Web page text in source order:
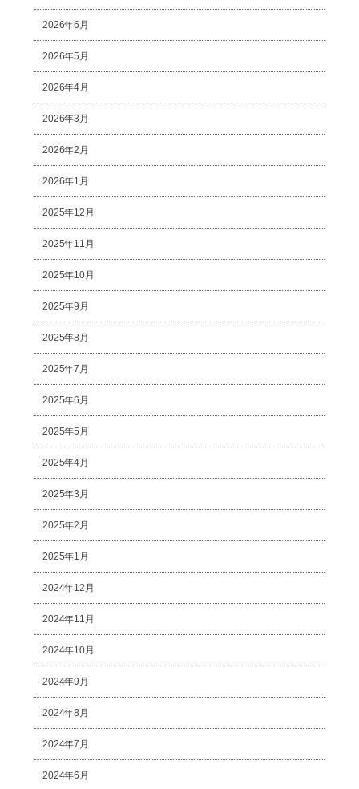
2026年6月
2026年5月
2026年4月
2026年3月
2026年2月
2026年1月
2025年12月
2025年11月
2025年10月
2025年9月
2025年8月
2025年7月
2025年6月
2025年5月
2025年4月
2025年3月
2025年2月
2025年1月
2024年12月
2024年11月
2024年10月
2024年9月
2024年8月
2024年7月
2024年6月